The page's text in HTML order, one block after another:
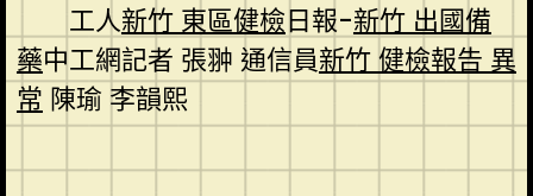
工人新竹 東區健檢日報-新竹 出國備
藥中工網記者 張翀 通信員新竹 健檢報告 異
常 陳瑜 李韻熙